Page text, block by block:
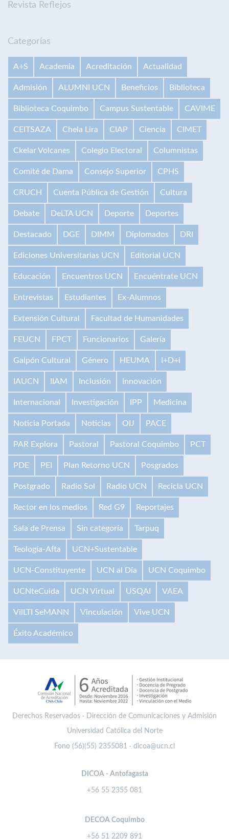
Revista Reflejos
Categorías
A+S Academia Acreditación Actualidad
Admisión ALUMNI UCN Beneficios Biblioteca
Biblioteca Coquimbo Campus Sustentable CAVIME
CEITSAZA Chela Lira CIAP Ciencia CIMET
Ckelar Volcanes Colegio Electoral Columnistas
Comité de Dama Consejo Superior CPHS
CRUCH Cuenta Pública de Gestión Cultura
Debate DeLTA UCN Deporte Deportes
Destacado DGE DIMM Diplomados DRI
Ediciones Universitarias UCN Editorial UCN
Educación Encuentros UCN Encuéntrate UCN
Entrevistas Estudiantes Ex-Alumnos
Extensión Cultural Facultad de Humanidades
FEUCN FPCT Funcionarios Galería
Galpón Cultural Género HEUMA I+D+i
IAUCN IIAM Inclusión Innovación
Internacional Investigación IPP Medicina
Noticia Portada Noticias OIJ PACE
PAR Explora Pastoral Pastoral Coquimbo PCT
PDE PEI Plan Retorno UCN Posgrados
Postgrado Radio Sol Radio UCN Recicla UCN
Rector en los medios Red G9 Reportajes
Sala de Prensa Sin categoría Tarpuq
Teología-Afta UCN+Sustentable
UCN-Constituyente UCN al Día UCN Coquimbo
UCNteCuida UCN Virtual USQAI VAEA
VilLTI SeMANN Vinculación Vive UCN
Éxito Académico
Derechos Reservados · Dirección de Comunicaciones y Admisión
Universidad Católica del Norte
Fono (56)(55) 2355081 · dicoa@ucn.cl
DICOA - Antofagasta
+56 55 2355 081
DECOA Coquimbo
+56 51 2209 891